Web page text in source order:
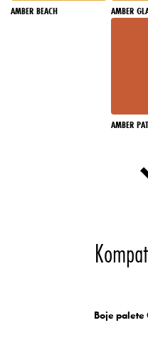
AMBER BEACH AMBER
AMBER
Boje palete